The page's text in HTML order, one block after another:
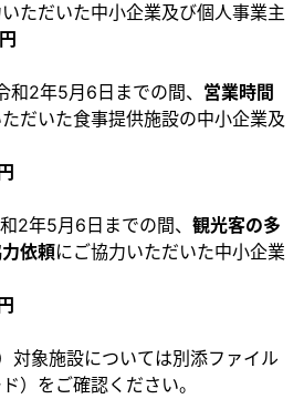
いただいた中小企業及び個人事業主
2年5月6日までの間、 営業時間
だいた食事提供施設の中小企業及
2年5月6日までの間、 観光客の多
依頼にご協力いただいた中小企業
対象施設については別添ファイル
）をご確認ください。